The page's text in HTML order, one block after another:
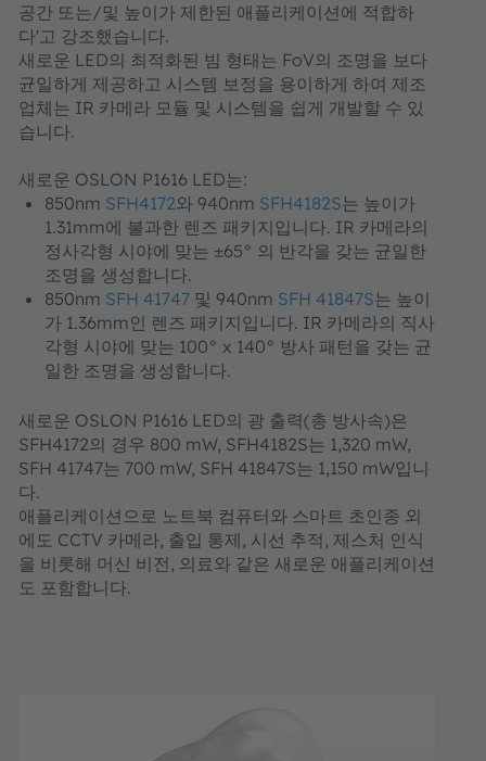
공간 또는/및 높이가 제한된 애플리케이션에 적합하
다'고 강조했습니다.
새로운 LED의 최적화된 빔 형태는 FoV의 조명을 보다
균일하게 제공하고 시스템 보정을 용이하게 하여 제조
업체는 IR 카메라 모듈 및 시스템을 쉽게 개발할 수 있
습니다.
새로운 OSLON P1616 LED는:
850nm SFH4172와 940nm SFH4182S는 높이가
1.31mm에 불과한 렌즈 패키지입니다. IR 카메라의
정사각형 시야에 맞는 ±65° 의 반각을 갖는 균일한
조명을 생성합니다.
850nm SFH 41747 및 940nm SFH 41847S는 높이
가 1.36mm인 렌즈 패키지입니다. IR 카메라의 직사
각형 시야에 맞는 100° x 140° 방사 패턴을 갖는 균
일한 조명을 생성합니다.
새로운 OSLON P1616 LED의 광 출력(총 방사속)은
SFH4172의 경우 800 mW, SFH4182S는 1,320 mW,
SFH 41747는 700 mW, SFH 41847S는 1,150 mW입니
다.
애플리케이션으로 노트북 컴퓨터와 스마트 초인종 외
에도 CCTV 카메라, 출입 통제, 시선 추적, 제스처 인식
을 비롯해 머신 비전, 의료와 같은 새로운 애플리케이션
도 포함합니다.